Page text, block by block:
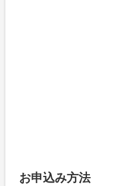
お申込み方法